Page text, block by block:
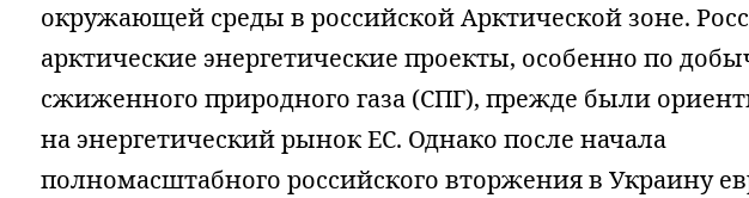
окружающей среды в российской Арктической зоне.
арктические энергетические проекты, особенно по
сжиженного природного газа (СПГ), прежде были
на энергетический рынок ЕС. Однако после начала
полномасштабного российского вторжения в Украину